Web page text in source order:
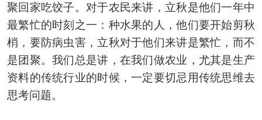
聚回家吃饺子。对于农民来讲，立秋是他们一年中
最繁忙的时刻之一：种水果的人，他们要开始剪秋
梢，要防病虫害，立秋对于他们来讲是繁忙，而不
是团聚。我们总是讲，在我们做农业，尤其是生产
资料的传统行业的时候，一定要切忌用传统思维去
思考问题。